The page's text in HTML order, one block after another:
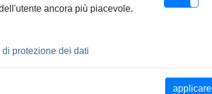
63
di
delle
ancora più piacevole.
di protezione dei dati
applicare